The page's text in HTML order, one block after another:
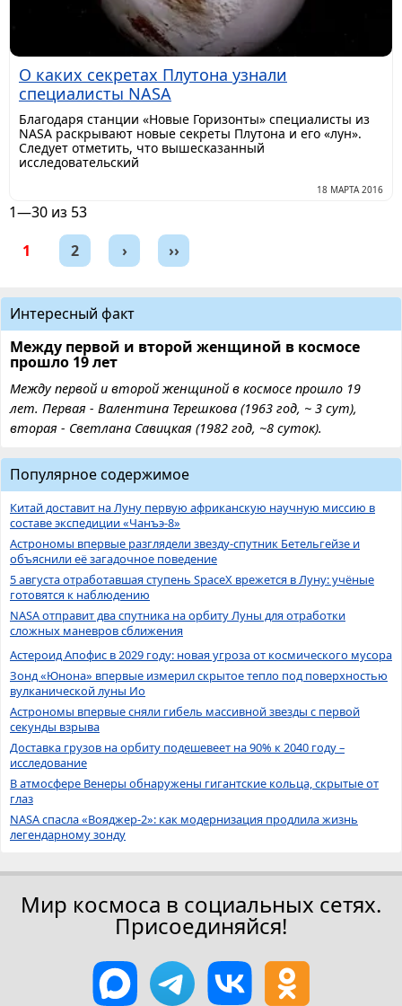
О каких секретах Плутона узнали
специалисты NASA
Благодаря станции «Новые Горизонты» специалисты из
NASA раскрывают новые секреты Плутона и его «лун».
Следует отметить, что вышесказанный
исследовательский
18 МАРТА 2016
1—30 из 53
1
2 › ››
Интересный факт
Между первой и второй женщиной в космосе
прошло 19 лет
Между первой и второй женщиной в космосе прошло 19
лет. Первая - Валентина Терешкова (1963 год, ~ 3 сут),
вторая - Светлана Савицкая (1982 год, ~8 суток).
Популярное содержимое
Китай доставит на Луну первую африканскую научную миссию в
составе экспедиции «Чанъэ-8»
Астрономы впервые разглядели звезду-спутник Бетельгейзе и
объяснили её загадочное поведение
5 августа отработавшая ступень SpaceX врежется в Луну: учёные
готовятся к наблюдению
NASA отправит два спутника на орбиту Луны для отработки
сложных маневров сближения
Астероид Апофис в 2029 году: новая угроза от космического мусора
Зонд «Юнона» впервые измерил скрытое тепло под поверхностью
вулканической луны Ио
Астрономы впервые сняли гибель массивной звезды с первой
секунды взрыва
Доставка грузов на орбиту подешевеет на 90% к 2040 году –
исследование
В атмосфере Венеры обнаружены гигантские кольца, скрытые от
глаз
NASA спасла «Вояджер-2»: как модернизация продлила жизнь
легендарному зонду
Мир космоса в социальных сетях.
Присоединяйся!